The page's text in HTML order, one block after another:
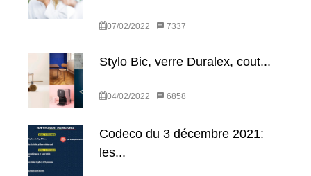
07/02/2022 7337
Stylo Bic, verre Duralex, cout...
04/02/2022 6858
Codeco du 3 décembre 2021:
les...